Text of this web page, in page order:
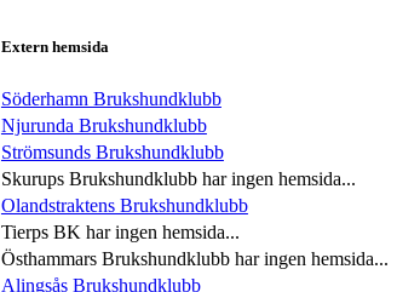
Extern hemsida
Söderhamn Brukshundklubb
Njurunda Brukshundklubb
Strömsunds Brukshundklubb
Skurups Brukshundklubb har ingen hemsida...
Olandstraktens Brukshundklubb
Tierps BK har ingen hemsida...
Östhammars Brukshundklubb har ingen hemsida...
Alingsås Brukshundklubb